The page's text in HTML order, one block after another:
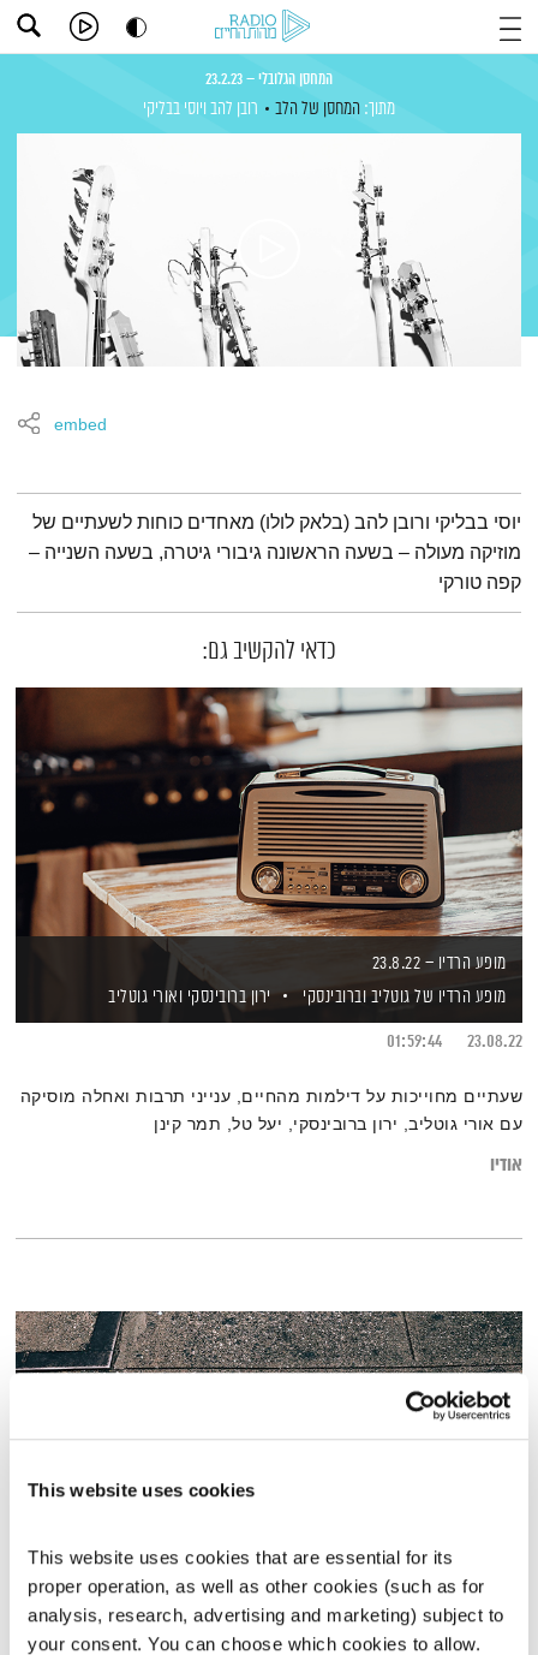
This website uses cookies
This website uses cookies that are essential for its
proper operation, as well as other cookies (such as for
analysis, research, advertising and marketing) subject to
your consent. You can choose which cookies to allow.
המחסן הגלובלי – 23.2.23
מתוך: המחסן של הלב רובן להב ויוסי בבליקי
embed
תמצית הפודקאסט
יוסי בבליקי ורובן להב (בלאק לולו) מאחדים כוחות לשעתיים של
מוזיקה מעולה – בשעה הראשונה גיבורי גיטרה, בשעה השנייה –
קפה טורקי
כדאי להקשיב גם:
מופע הרדיו – 23.8.22
מופע הרדיו של גוטליב וברובינסקי
ירון ברובינסקי ואורי גוטליב
23.08.22
01:59:44
שעתיים מחוייכות על דילמות מהחיים, ענייני תרבות ואחלה מוסיקה
עם אורי גוטליב, ירון ברובינסקי, יעל טל, תמר קינן
אודיו
עולם קטן – 4.8.20 – ספיישל אהבה
עולם קטן
אורי בנקהלטר